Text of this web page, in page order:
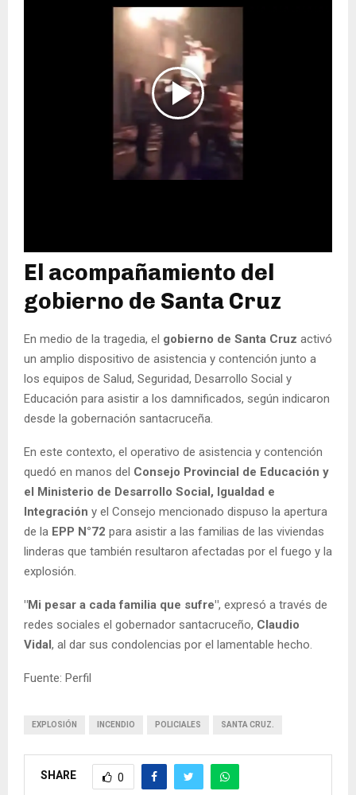
El acompañamiento del
gobierno de Santa Cruz
En medio de la tragedia, el gobierno de Santa Cruz activó
un amplio dispositivo de asistencia y contención junto a
los equipos de Salud, Seguridad, Desarrollo Social y
Educación para asistir a los damnificados, según indicaron
desde la gobernación santacruceña.
En este contexto, el operativo de asistencia y contención
quedó en manos del Consejo Provincial de Educación y
el Ministerio de Desarrollo Social, Igualdad e
Integración y el Consejo mencionado dispuso la apertura
de la EPP N°72 para asistir a las familias de las viviendas
linderas que también resultaron afectadas por el fuego y la
explosión.
"Mi pesar a cada familia que sufre", expresó a través de
redes sociales el gobernador santacruceño, Claudio
Vidal, al dar sus condolencias por el lamentable hecho.
Fuente: Perfil
EXPLOSIÓN INCENDIO POLICIALES SANTA CRUZ.
SHARE 0